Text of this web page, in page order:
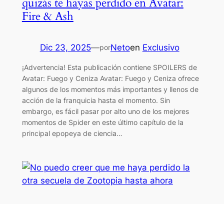
Fire & Ash
Dic 23, 2025—porNetoen Exclusivo
¡Advertencia! Esta publicación contiene SPOILERS de
Avatar: Fuego y Ceniza Avatar: Fuego y Ceniza ofrece
algunos de los momentos más importantes y llenos de
acción de la franquicia hasta el momento. Sin
embargo, es fácil pasar por alto uno de los mejores
momentos de Spider en este último capítulo de la
principal epopeya de ciencia…